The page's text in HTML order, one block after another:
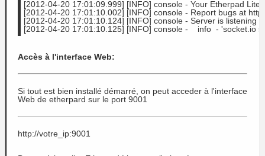
[2012-04-20 17:01:09.999] [INFO] console - Your Etherpad Lite
[2012-04-20 17:01:10.002] [INFO] console - Report bugs at
[2012-04-20 17:01:10.124] [INFO] console - Server is listening
[2012-04-20 17:01:10.125] [INFO] console -    info  - 'socket.io
Accès à l'interface Web:
Si tout est bien installé démarré, on peut acceder à l'interface
Web de etherpard sur le port 9001
http://votre_ip:9001